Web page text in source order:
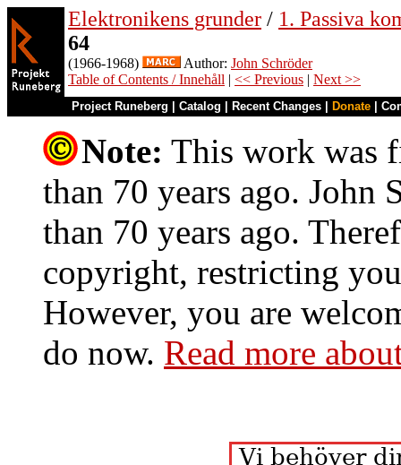
Elektronikens grunder / 1. Passiva
64
(1966-1968) Author: John Schröder
Table of Contents / Innehåll | << Previous | Next >>
Project Runeberg Catalog Recent Changes Donate
Note: This work was
than 70 years ago. John
than 70 years ago.
copyright, restricting
However, you are
do now. Read more